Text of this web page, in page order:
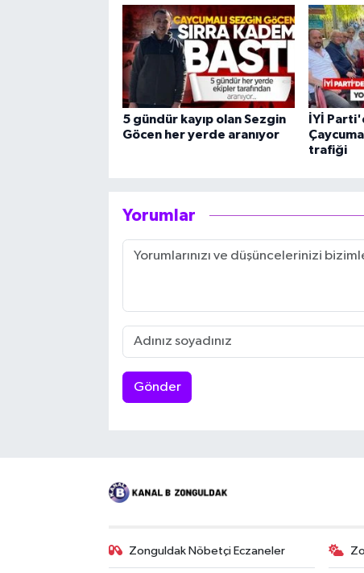
5 gündür kayıp olan Sezgin
Göcen her yerde aranıyor
İYİ
trafiği
Yorumlar
Gönder
Zonguldak Nöbetçi Eczaneler